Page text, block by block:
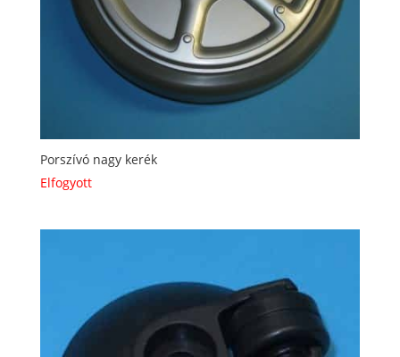
Porszívó nagy kerék
Elfogyott